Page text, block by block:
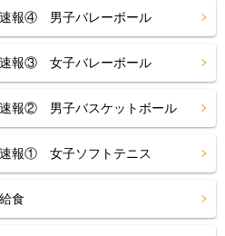
報④ 男子バレーボール
報③ 女子バレーボール
報② 男子バスケットボール
報① 女子ソフトテニス
食